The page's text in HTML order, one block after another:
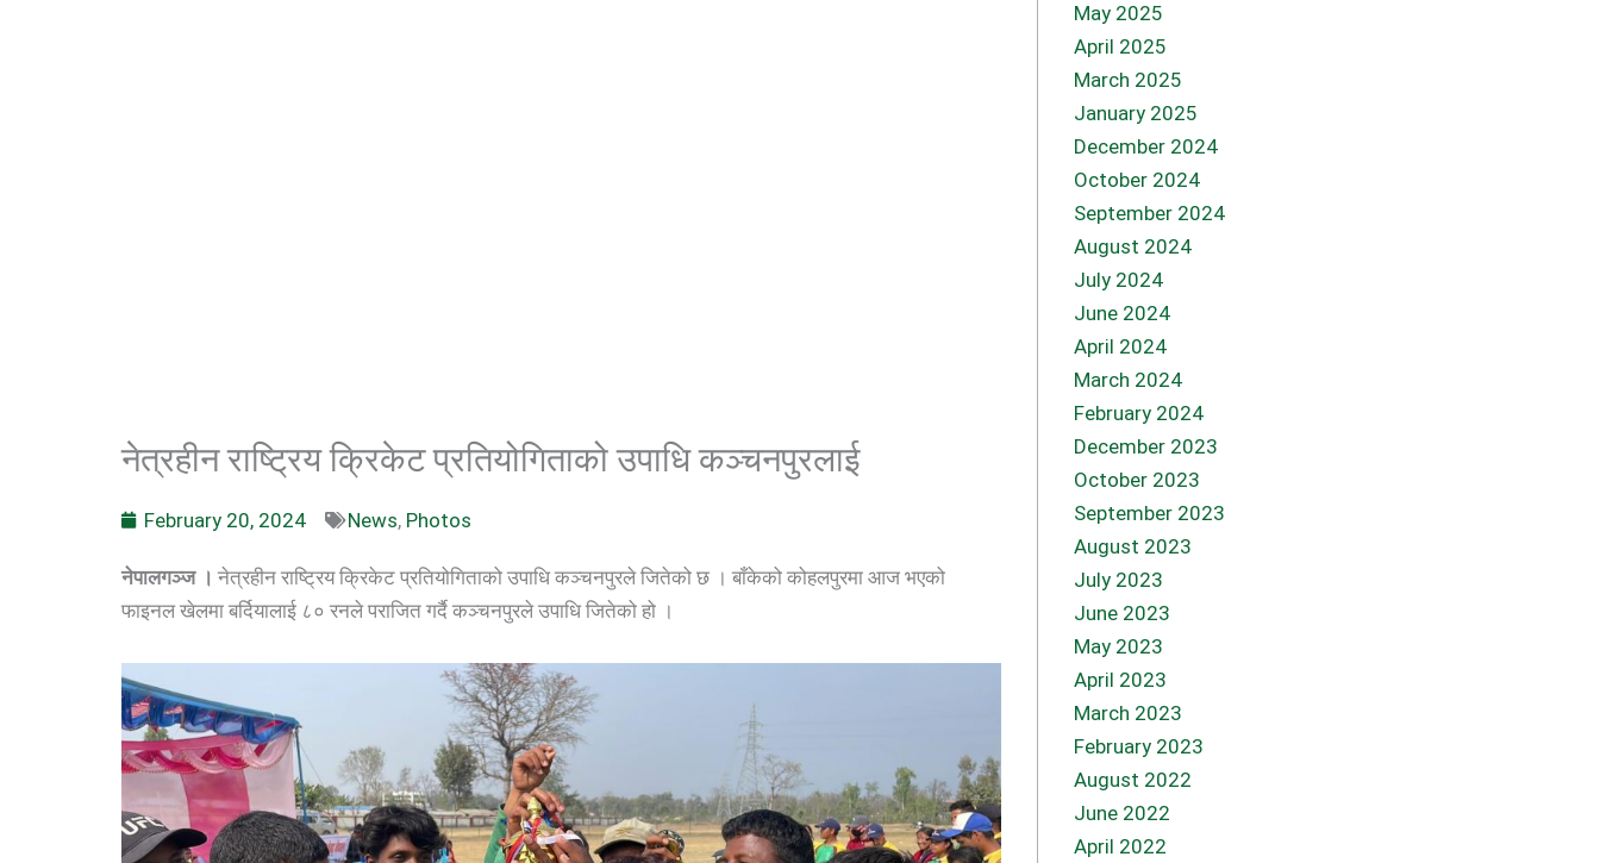
नेत्रहीन राष्ट्रिय क्रिकेट प्रतियोगिताको उपाधि कञ्चनपुरलाई
February 20, 2024 News, Photos
नेपालगञ्ज । नेत्रहीन राष्ट्रिय क्रिकेट प्रतियोगिताको उपाधि कञ्चनपुरले जितेको छ । बाँकेको कोहलपुरमा आज भएको
फाइनल खेलमा बर्दियालाई ८० रनले पराजित गर्दै कञ्चनपुरले उपाधि जितेको हो ।
May 2025
April 2025
March 2025
January 2025
December 2024
October 2024
September 2024
August 2024
July 2024
June 2024
April 2024
March 2024
February 2024
December 2023
October 2023
September 2023
August 2023
July 2023
June 2023
May 2023
April 2023
March 2023
February 2023
August 2022
June 2022
April 2022